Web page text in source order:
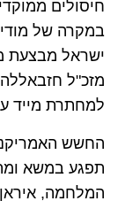
חיסולים
במקרה של
ישראל מבצעת
מזכ"ל
למחתרת מייד
החשש
תפגע במשא
המלחמה,